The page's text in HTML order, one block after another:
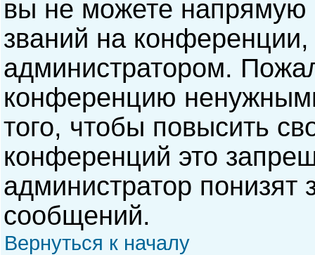
вы не можете напрямую
званий на
администратором.
конференцию
того, чтобы повысить
конференций это
администратор понизят
сообщений.
Вернуться к началу